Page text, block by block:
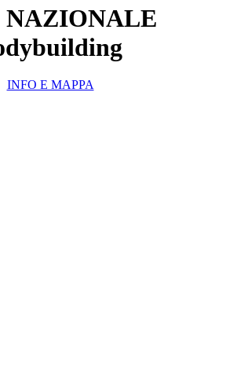
NAZIONALE
INFO E MAPPA